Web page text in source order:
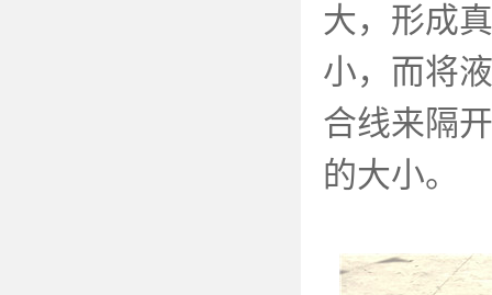
大，形成
小，而将
合线来隔
的大小。